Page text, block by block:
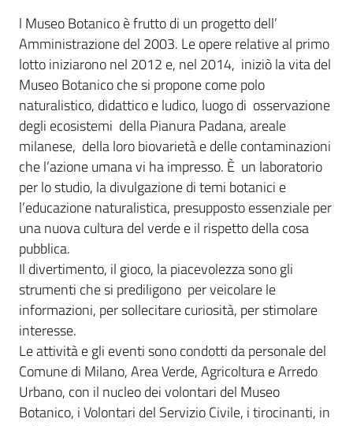
l Museo Botanico è frutto di un progetto dell’
Amministrazione del 2003. Le opere relative al primo
lotto iniziarono nel 2012 e, nel 2014, iniziò la vita del
Museo Botanico che si propone come polo
naturalistico, didattico e ludico, luogo di osservazione
degli ecosistemi della Pianura Padana, areale
milanese, della loro biovarietà e delle contaminazioni
che l’azione umana vi ha impresso. È un laboratorio
per lo studio, la divulgazione di temi botanici e
l’educazione naturalistica, presupposto essenziale per
una nuova cultura del verde e il rispetto della cosa
pubblica.
Il divertimento, il gioco, la piacevolezza sono gli
strumenti che si prediligono per veicolare le
informazioni, per sollecitare curiosità, per stimolare
interesse.
Le attività e gli eventi sono condotti da personale del
Comune di Milano, Area Verde, Agricoltura e Arredo
Urbano, con il nucleo dei volontari del Museo
Botanico, i Volontari del Servizio Civile, i tirocinanti, in